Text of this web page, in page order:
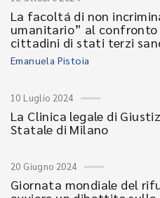
La facoltá di non
umanitario” al
cittadini di stati terzi
Emanuela Pistoia
10 Luglio 2024
La Clinica legale di
Statale di Milano
20 Giugno 2024
Giornata mondiale del